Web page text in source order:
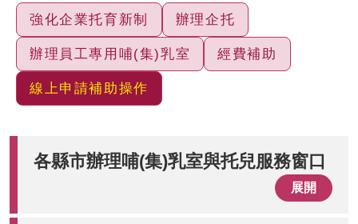
(集)
乳
室
資
強化企業托育新制 辦理企托
辦理員工專用哺(集)乳室 經費補助
線上申請補助操作
各縣市辦理哺(集)乳室與托兒服務窗口
展開